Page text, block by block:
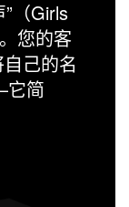
”（Girls
您的客
己的名
简